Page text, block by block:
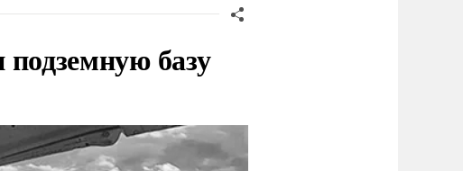
базу